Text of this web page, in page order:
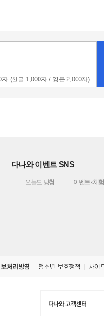
자 (한글 1,000자 / 영문 2,000자)
다나와 이벤트 SNS
오늘도 당첨 이벤트x체
처리방침 청소년 보호정책 사이
다나와 고객센터